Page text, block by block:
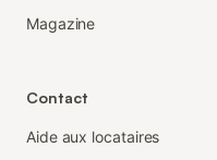
Magazine
Contact
Aide aux locataires